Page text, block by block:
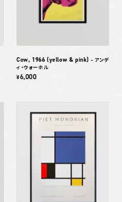
Cow, 1966 (yellow & pink) – アンデ
ィ・ウォーホル
¥6,000